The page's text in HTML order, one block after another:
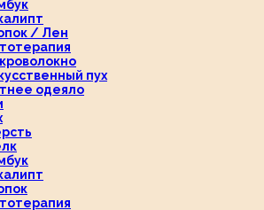
/ Лен
пух
одеяло